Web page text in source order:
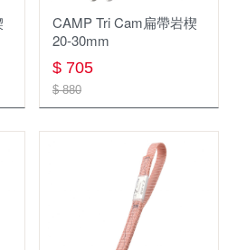
CAMP Tri Cam扁帶岩楔
20-30mm
$ 705
$ 880